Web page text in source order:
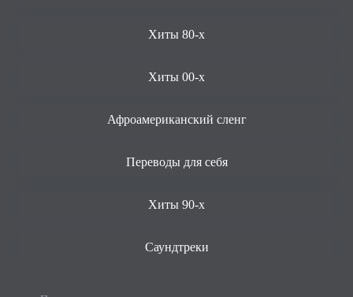
Хиты 80-х
Хиты 00-х
Афроамериканский сленг
Переводы для себя
Хиты 90-х
Саундтреки